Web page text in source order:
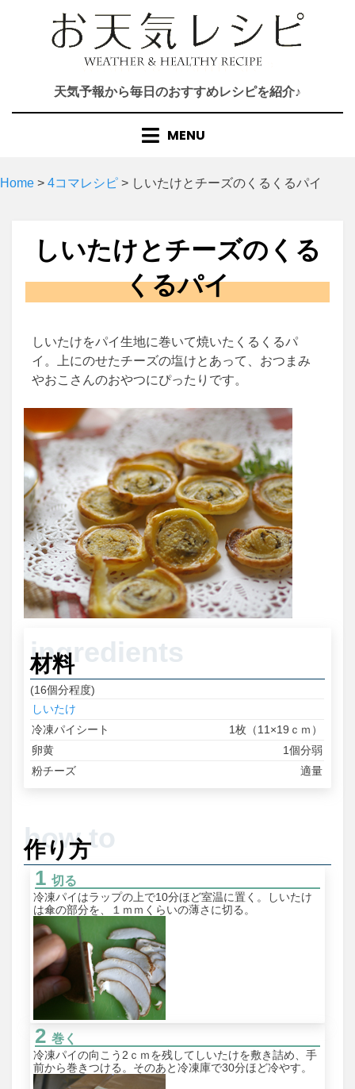
天気予報から毎日のおすすめレシピを紹介♪
MENU
Home > 4コマレシピ > しいたけとチーズのくるくるパイ
しいたけとチーズのくる
くるパイ
しいたけをパイ生地に巻いて焼いたくるくるパ
イ。上にのせたチーズの塩けとあって、おつまみ
やおこさんのおやつにぴったりです。
材料
(16個分程度)
しいたけ
冷凍パイシート
1枚（11×19ｃｍ）
卵黄
1個分弱
粉チーズ
適量
作り方
切る
冷凍パイはラップの上で10分ほど室温に置く。しいたけ
は傘の部分を、１ｍｍくらいの薄さに切る。
巻く
冷凍パイの向こう2ｃｍを残してしいたけを敷き詰め、手
前から巻きつける。そのあと冷凍庫で30分ほど冷やす。